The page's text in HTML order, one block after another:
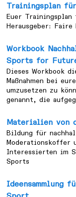
Trainingsplan
Euer
Herausgeber: Faire
Workbook
Sports for
Dieses Workbook
Maßnahmen bei
umzusetzen zu
genannt, die
Materialien von
Bildung für
Moderationskoffer
Interessierten im
Sports
Ideensammlung